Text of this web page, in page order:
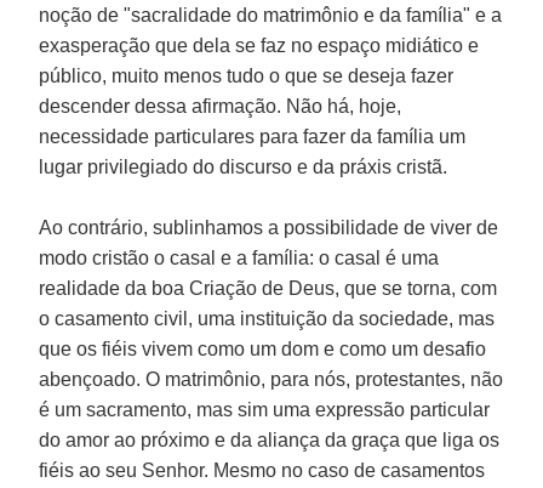
noção de "sacralidade do matrimônio e da família" e a
exasperação que dela se faz no espaço midiático e
público, muito menos tudo o que se deseja fazer
descender dessa afirmação. Não há, hoje,
necessidade particulares para fazer da família um
lugar privilegiado do discurso e da práxis cristã.
Ao contrário, sublinhamos a possibilidade de viver de
modo cristão o casal e a família: o casal é uma
realidade da boa Criação de Deus, que se torna, com
o casamento civil, uma instituição da sociedade, mas
que os fiéis vivem como um dom e como um desafio
abençoado. O matrimônio, para nós, protestantes, não
é um sacramento, mas sim uma expressão particular
do amor ao próximo e da aliança da graça que liga os
fiéis ao seu Senhor. Mesmo no caso de casamentos